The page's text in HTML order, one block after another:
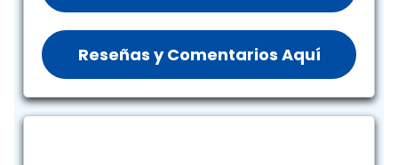
Reseñas y Comentarios Aquí